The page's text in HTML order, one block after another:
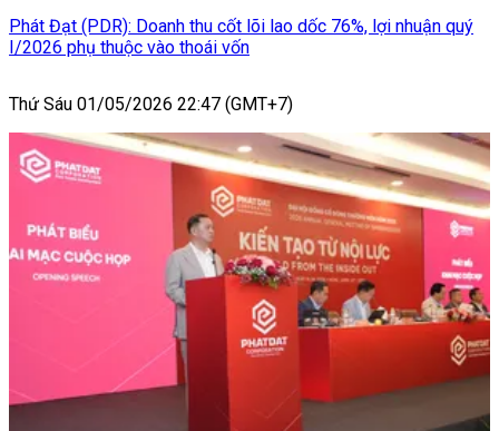
Phát Đạt (PDR): Doanh thu cốt lõi lao dốc 76%, lợi nhuận quý
I/2026 phụ thuộc vào thoái vốn
Thứ Sáu 01/05/2026 22:47 (GMT+7)